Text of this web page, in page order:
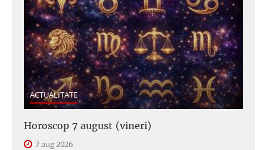
ACTUALITATE
Horoscop 7 august (vineri)
7 aug 2026